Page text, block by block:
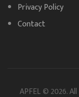
Privacy Policy
Contact
APFEL © 2026.